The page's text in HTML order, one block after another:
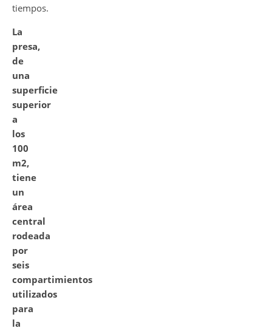
tiempos.
La
presa,
de
una
superficie
superior
a
los
100
m2,
tiene
un
área
central
rodeada
por
seis
compartimientos
utilizados
para
la